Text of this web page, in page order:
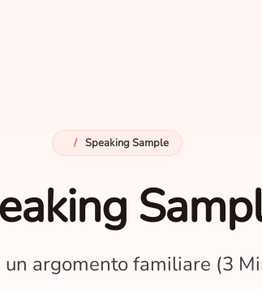
/ Speaking Sample
un argomento familiare (3